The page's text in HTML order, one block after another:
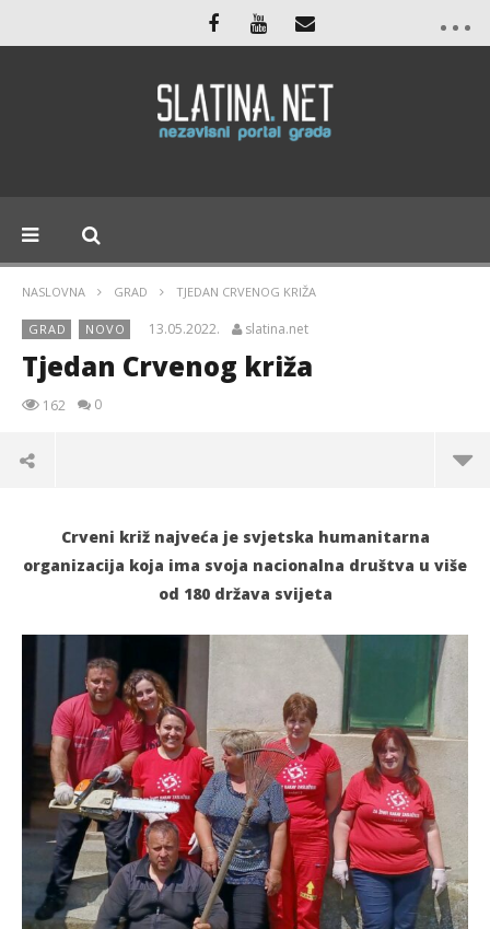
NASLOVNA GRAD TJEDAN CRVENOG KRIŽA
GRAD NOVO 13.05.2022. slatina.net
Tjedan Crvenog križa
162 0
TRENUTNO OTVORENO
Tjedan Crvenog križa
13.05.2022.
slatina.net
Crveni križ najveća je svjetska humanitarna
organizacija koja ima svoja nacionalna društva u više
od 180 država svijeta